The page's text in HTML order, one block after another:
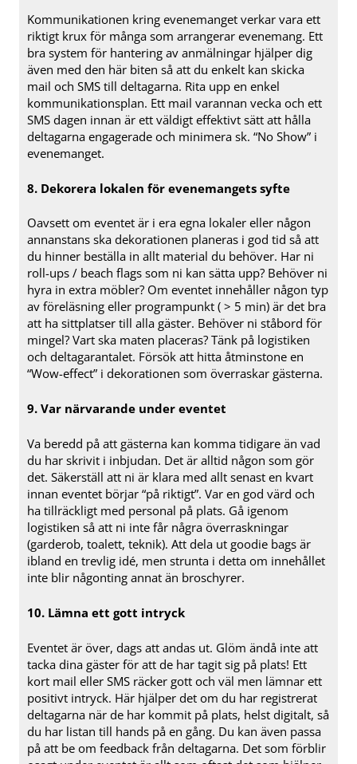
Kommunikationen kring evenemanget verkar vara ett
riktigt krux för många som arrangerar evenemang. Ett
bra system för hantering av anmälningar hjälper dig
även med den här biten så att du enkelt kan skicka
mail och SMS till deltagarna. Rita upp en enkel
kommunikationsplan. Ett mail varannan vecka och ett
SMS dagen innan är ett väldigt effektivt sätt att hålla
deltagarna engagerade och minimera sk. “No Show” i
evenemanget.
8. Dekorera lokalen för evenemangets syfte
Oavsett om eventet är i era egna lokaler eller någon
annanstans ska dekorationen planeras i god tid så att
du hinner beställa in allt material du behöver. Har ni
roll-ups / beach flags som ni kan sätta upp? Behöver ni
hyra in extra möbler? Om eventet innehåller någon typ
av föreläsning eller programpunkt ( > 5 min) är det bra
att ha sittplatser till alla gäster. Behöver ni ståbord för
mingel? Vart ska maten placeras? Tänk på logistiken
och deltagarantalet. Försök att hitta åtminstone en
“Wow-effect” i dekorationen som överraskar gästerna.
9. Var närvarande under eventet
Va beredd på att gästerna kan komma tidigare än vad
du har skrivit i inbjudan. Det är alltid någon som gör
det. Säkerställ att ni är klara med allt senast en kvart
innan eventet börjar “på riktigt”. Var en god värd och
ha tillräckligt med personal på plats. Gå igenom
logistiken så att ni inte får några överraskningar
(garderob, toalett, teknik). Att dela ut goodie bags är
ibland en trevlig idé, men strunta i detta om innehållet
inte blir någonting annat än broschyrer.
10. Lämna ett gott intryck
Eventet är över, dags att andas ut. Glöm ändå inte att
tacka dina gäster för att de har tagit sig på plats! Ett
kort mail eller SMS räcker gott och väl men lämnar ett
positivt intryck. Här hjälper det om du har registrerat
deltagarna när de har kommit på plats, helst digitalt, så
du har listan till hands på en gång. Du kan även passa
på att be om feedback från deltagarna. Det som förblir